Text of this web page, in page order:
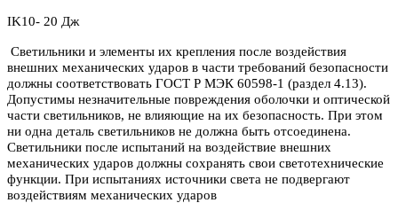
IK10- 20 Дж
Светильники и элементы их крепления после воздействия
внешних механических ударов в части требований безопасности
должны соответствовать ГОСТ Р МЭК 60598-1 (раздел 4.13).
Допустимы незначительные повреждения оболочки и оптической
части светильников, не влияющие на их безопасность. При этом
ни одна деталь светильников не должна быть отсоединена.
Светильники после испытаний на воздействие внешних
механических ударов должны сохранять свои светотехнические
функции. При испытаниях источники света не подвергают
воздействиям механических ударов